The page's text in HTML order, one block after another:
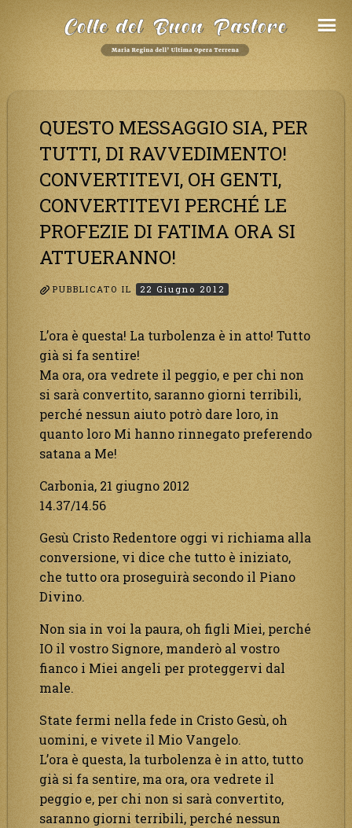
QUESTO MESSAGGIO SIA, PER
TUTTI, DI RAVVEDIMENTO!
CONVERTITEVI, OH GENTI,
CONVERTITEVI PERCHÉ LE
PROFEZIE DI FATIMA ORA SI
ATTUERANNO!
PUBBLICATO IL 22 Giugno 2012
L’ora è questa! La turbolenza è in atto! Tutto
già si fa sentire!
Ma ora, ora vedrete il peggio, e per chi non
si sarà convertito, saranno giorni terribili,
perché nessun aiuto potrò dare loro, in
quanto loro Mi hanno rinnegato preferendo
satana a Me!
Carbonia, 21 giugno 2012
14.37/14.56
Gesù Cristo Redentore oggi vi richiama alla
conversione, vi dice che tutto è iniziato,
che tutto ora proseguirà secondo il Piano
Divino.
Non sia in voi la paura, oh figli Miei, perché
IO il vostro Signore, manderò al vostro
fianco i Miei angeli per proteggervi dal
male.
State fermi nella fede in Cristo Gesù, oh
uomini, e vivete il Mio Vangelo.
L’ora è questa, la turbolenza è in atto, tutto
già si fa sentire, ma ora, ora vedrete il
peggio e, per chi non si sarà convertito,
saranno giorni terribili, perché nessun